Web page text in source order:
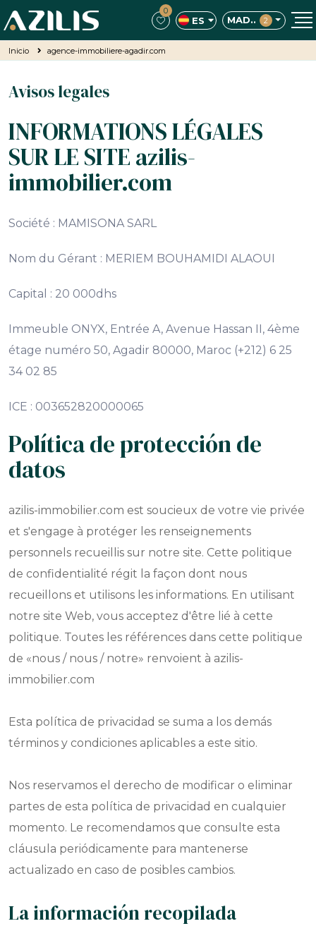
0
ES MAD.. 2
Inicio agence-immobiliere-agadir.com
Avisos legales
INFORMATIONS LÉGALES
SUR LE SITE azilis-
immobilier.com
Société : MAMISONA SARL
Nom du Gérant : MERIEM BOUHAMIDI ALAOUI
Capital : 20 000dhs
Immeuble ONYX, Entrée A, Avenue Hassan II, 4ème
étage numéro 50, Agadir 80000, Maroc (+212) 6 25
34 02 85
ICE : 003652820000065
Política de protección de
datos
azilis-immobilier.com est soucieux de votre vie privée
et s'engage à protéger les renseignements
personnels recueillis sur notre site. Cette politique
de confidentialité régit la façon dont nous
recueillons et utilisons les informations. En utilisant
notre site Web, vous acceptez d'être lié à cette
politique. Toutes les références dans cette politique
de «nous / nous / notre» renvoient à azilis-
immobilier.com
Esta política de privacidad se suma a los demás
términos y condiciones aplicables a este sitio.
Nos reservamos el derecho de modificar o eliminar
partes de esta política de privacidad en cualquier
momento. Le recomendamos que consulte esta
cláusula periódicamente para mantenerse
actualizado en caso de posibles cambios.
La información recopilada